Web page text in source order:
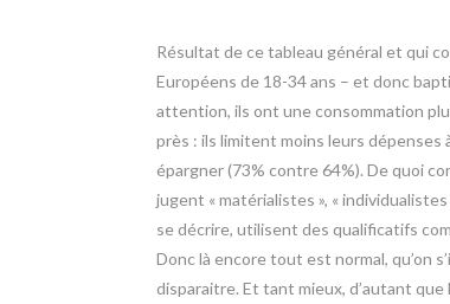
Résultat de ce tableau général et qui
Européens de 18-34 ans – et donc
attention, ils ont une consommation
près : ils limitent moins leurs
épargner (73% contre 64%). De quoi
jugent « matérialistes », « individualistes
se décrire, utilisent des qualificatifs
Donc là encore tout est normal, qu’on
disparaitre. Et tant mieux, d’autant